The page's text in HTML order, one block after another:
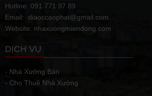
Hotline: 091 771 97 89
Email: diaoccaophat@gmail.com
Website: nhaxuongmiendong.com
DỊCH VỤ
- Nhà Xưởng Bán
- Cho Thuê Nhà Xưởng